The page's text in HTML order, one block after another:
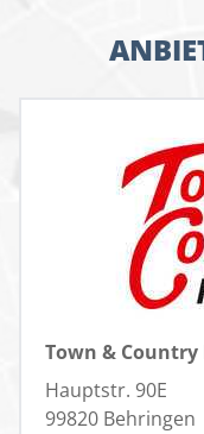
Town & Country
Hauptstr. 90E
99820 Behringen